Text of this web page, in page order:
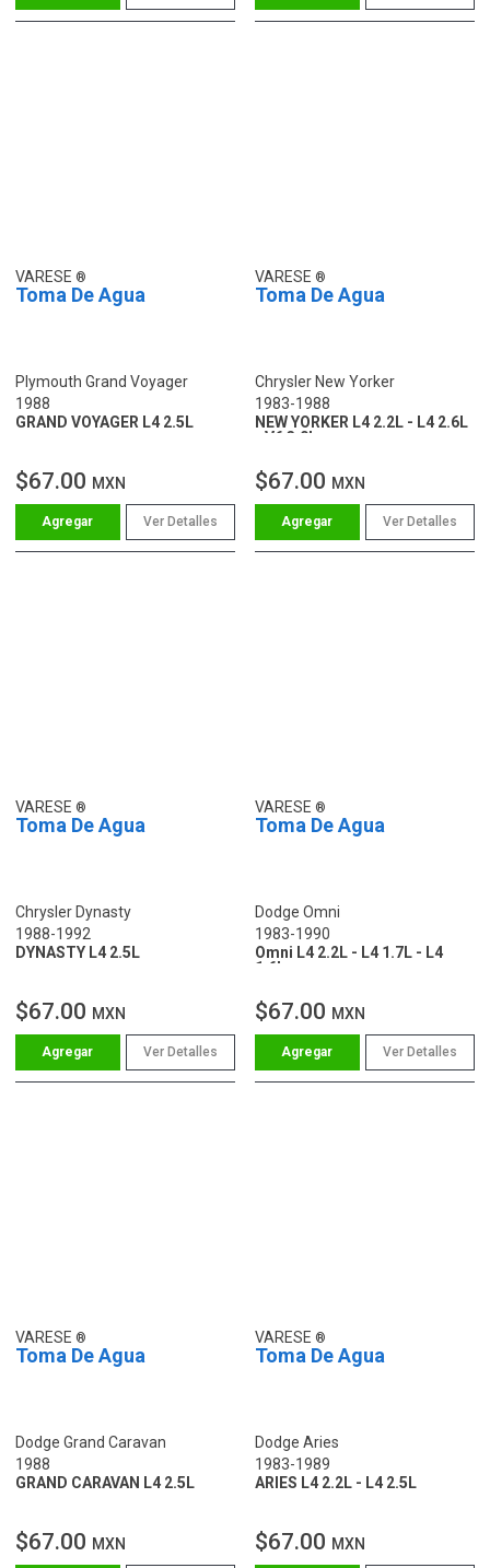
VARESE
Toma De Agua
Plymouth Grand Voyager
1988
GRAND VOYAGER L4 2.5L
$67.00 MXN
Ver Detalles
VARESE
Toma De Agua
Chrysler New Yorker
1983-1988
NEW YORKER L4 2.2L - L4 2.6L
- V6 3.0L
$67.00 MXN
Ver Detalles
VARESE
Toma De Agua
Chrysler Dynasty
1988-1992
DYNASTY L4 2.5L
$67.00 MXN
Ver Detalles
VARESE
Toma De Agua
Dodge Omni
1983-1990
Omni L4 2.2L - L4 1.7L - L4
1.6L
$67.00 MXN
Ver Detalles
VARESE
Toma De Agua
Dodge Grand Caravan
1988
GRAND CARAVAN L4 2.5L
$67.00 MXN
VARESE
Toma De Agua
Dodge Aries
1983-1989
ARIES L4 2.2L - L4 2.5L
$67.00 MXN